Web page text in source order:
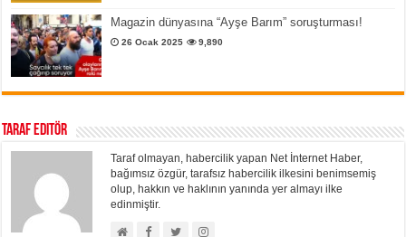
Magazin dünyasına “Ayşe Barım” soruşturması!
26 Ocak 2025 9,890
Taraf Editör
Taraf olmayan, habercilik yapan Net İnternet Haber,
bağımsız özgür, tarafsız habercilik ilkesini benimsemiş
olup, hakkın ve haklının yanında yer almayı ilke
edinmiştir.